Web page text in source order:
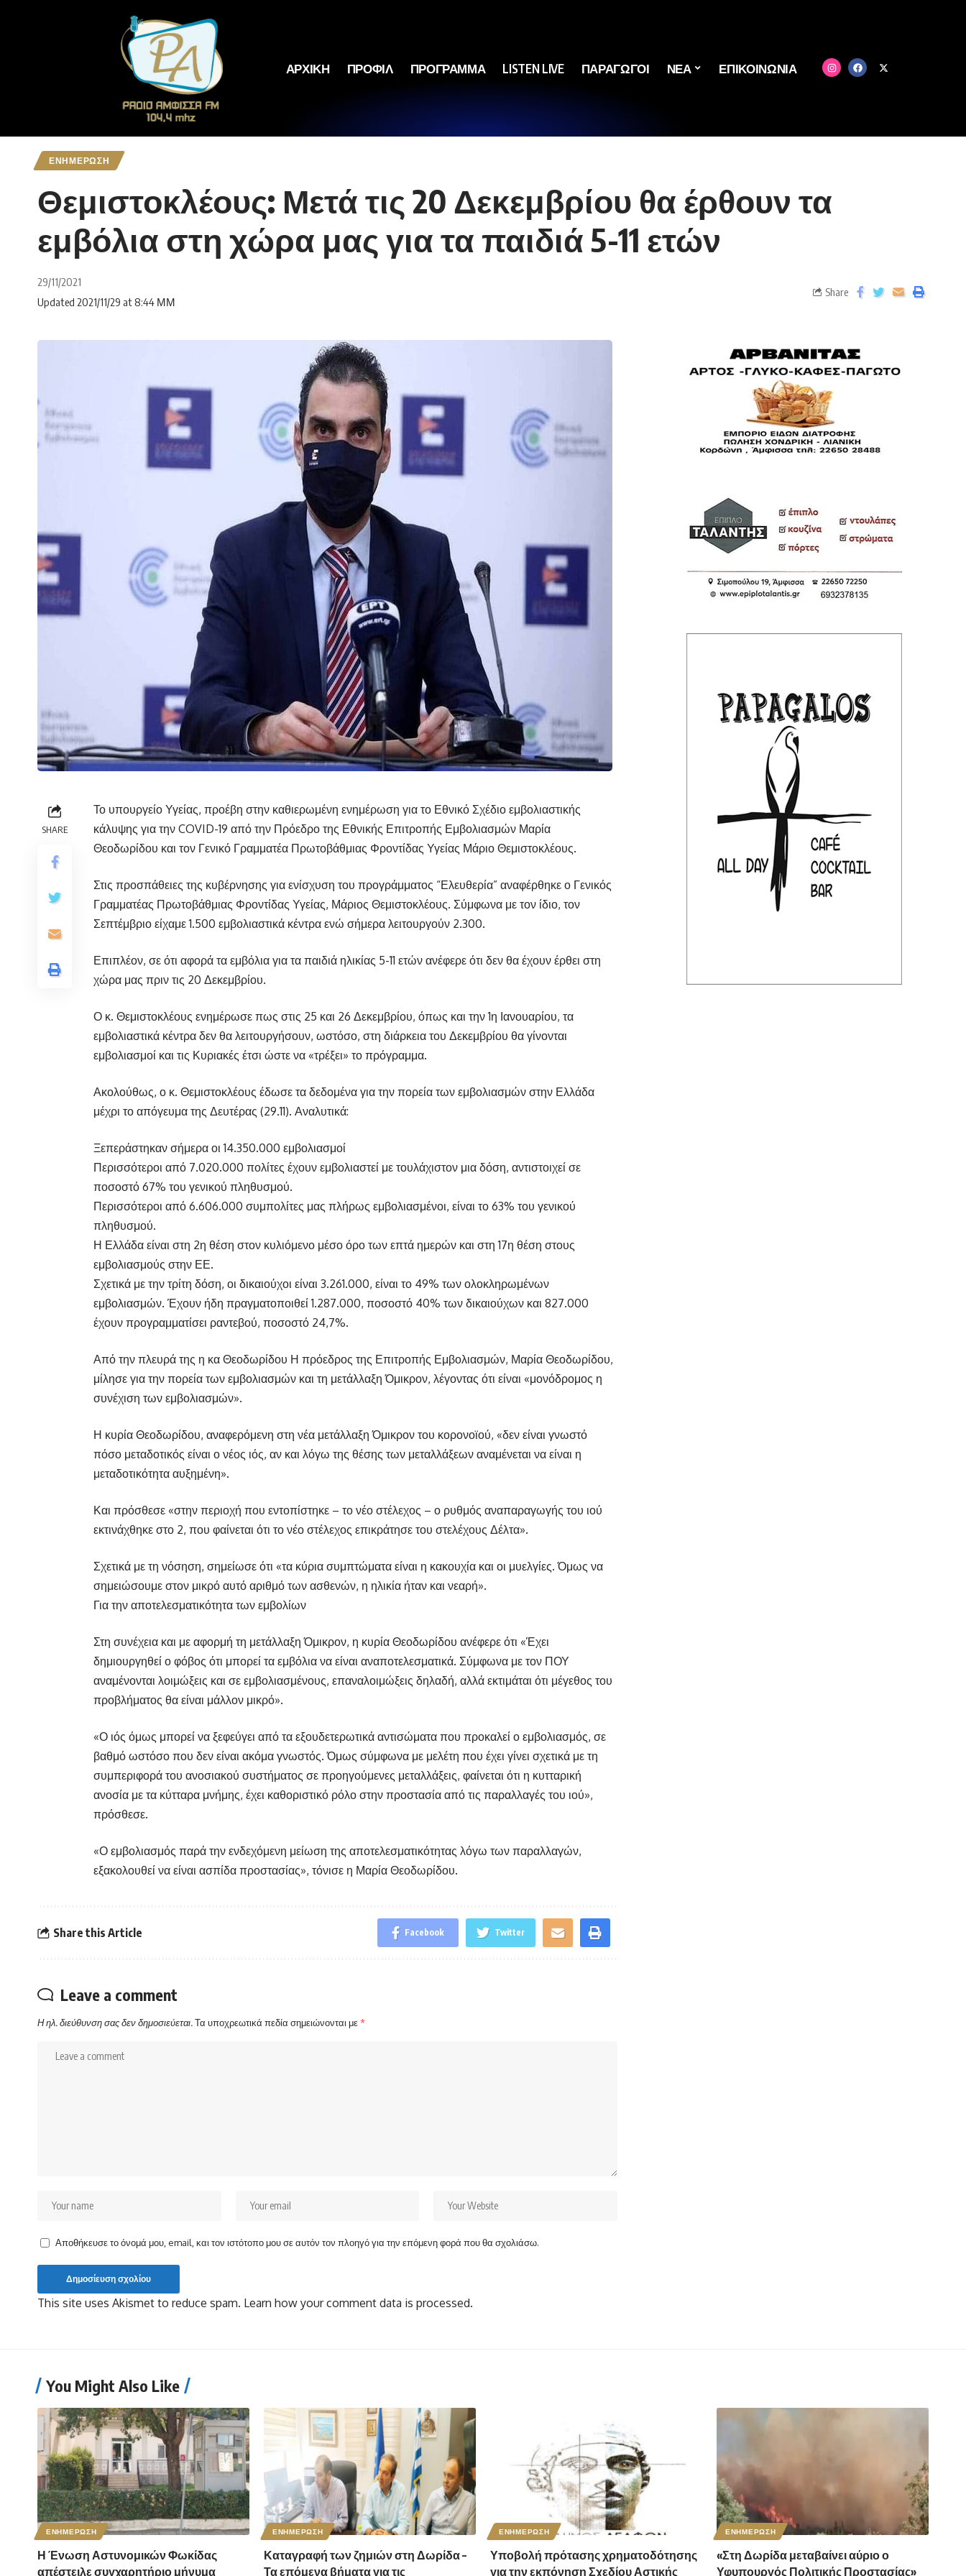
ΑΡΧΙΚΗ ΠΡΟΦΙΛ ΠΡΟΓΡΑΜΜΑ LISTEN LIVE ΠΑΡΑΓΩΓΟΙ ΝΕΑ ΕΠΙΚΟΙΝΩΝΙΑ
ΕΝΗΜΕΡΩΣΗ
Θεμιστοκλέους: Μετά τις 20 Δεκεμβρίου θα έρθουν τα
εμβόλια στη χώρα μας για τα παιδιά 5-11 ετών
29/11/2021
Updated 2021/11/29 at 8:44 ΜΜ
Share
SHARE
Το υπουργείο Υγείας, προέβη στην καθιερωμένη ενημέρωση για το Εθνικό Σχέδιο εμβολιαστικής
κάλυψης για την COVID-19 από την Πρόεδρο της Εθνικής Επιτροπής Εμβολιασμών Μαρία
Θεοδωρίδου και τον Γενικό Γραμματέα Πρωτοβάθμιας Φροντίδας Υγείας Μάριο Θεμιστοκλέους.
Στις προσπάθειες της κυβέρνησης για ενίσχυση του προγράμματος “Ελευθερία” αναφέρθηκε ο Γενικός
Γραμματέας Πρωτοβάθμιας Φροντίδας Υγείας, Μάριος Θεμιστοκλέους. Σύμφωνα με τον ίδιο, τον
Σεπτέμβριο είχαμε 1.500 εμβολιαστικά κέντρα ενώ σήμερα λειτουργούν 2.300.
Επιπλέον, σε ότι αφορά τα εμβόλια για τα παιδιά ηλικίας 5-11 ετών ανέφερε ότι δεν θα έχουν έρθει στη
χώρα μας πριν τις 20 Δεκεμβρίου.
Ο κ. Θεμιστοκλέους ενημέρωσε πως στις 25 και 26 Δεκεμβρίου, όπως και την 1η Ιανουαρίου, τα
εμβολιαστικά κέντρα δεν θα λειτουργήσουν, ωστόσο, στη διάρκεια του Δεκεμβρίου θα γίνονται
εμβολιασμοί και τις Κυριακές έτσι ώστε να «τρέξει» το πρόγραμμα.
Ακολούθως, ο κ. Θεμιστοκλέους έδωσε τα δεδομένα για την πορεία των εμβολιασμών στην Ελλάδα
μέχρι το απόγευμα της Δευτέρας (29.11). Αναλυτικά:
Ξεπεράστηκαν σήμερα οι 14.350.000 εμβολιασμοί
Περισσότεροι από 7.020.000 πολίτες έχουν εμβολιαστεί με τουλάχιστον μια δόση, αντιστοιχεί σε
ποσοστό 67% του γενικού πληθυσμού.
Περισσότεροι από 6.606.000 συμπολίτες μας πλήρως εμβολιασμένοι, είναι το 63% του γενικού
πληθυσμού.
Η Ελλάδα είναι στη 2η θέση στον κυλιόμενο μέσο όρο των επτά ημερών και στη 17η θέση στους
εμβολιασμούς στην ΕΕ.
Σχετικά με την τρίτη δόση, οι δικαιούχοι είναι 3.261.000, είναι το 49% των ολοκληρωμένων
εμβολιασμών. Έχουν ήδη πραγματοποιθεί 1.287.000, ποσοστό 40% των δικαιούχων και 827.000
έχουν προγραμματίσει ραντεβού, ποσοστό 24,7%.
Από την πλευρά της η κα Θεοδωρίδου Η πρόεδρος της Επιτροπής Εμβολιασμών, Μαρία Θεοδωρίδου,
μίλησε για την πορεία των εμβολιασμών και τη μετάλλαξη Όμικρον, λέγοντας ότι είναι «μονόδρομος η
συνέχιση των εμβολιασμών».
Η κυρία Θεοδωρίδου, αναφερόμενη στη νέα μετάλλαξη Όμικρον του κορονοϊού, «δεν είναι γνωστό
πόσο μεταδοτικός είναι ο νέος ιός, αν και λόγω της θέσης των μεταλλάξεων αναμένεται να είναι η
μεταδοτικότητα αυξημένη».
Και πρόσθεσε «στην περιοχή που εντοπίστηκε – το νέο στέλεχος – ο ρυθμός αναπαραγωγής του ιού
εκτινάχθηκε στο 2, που φαίνεται ότι το νέο στέλεχος επικράτησε του στελέχους Δέλτα».
Σχετικά με τη νόσηση, σημείωσε ότι «τα κύρια συμπτώματα είναι η κακουχία και οι μυελγίες. Όμως να
σημειώσουμε στον μικρό αυτό αριθμό των ασθενών, η ηλικία ήταν και νεαρή».
Για την αποτελεσματικότητα των εμβολίων
Στη συνέχεια και με αφορμή τη μετάλλαξη Όμικρον, η κυρία Θεοδωρίδου ανέφερε ότι «Έχει
δημιουργηθεί ο φόβος ότι μπορεί τα εμβόλια να είναι αναποτελεσματικά. Σύμφωνα με τον ΠΟΥ
αναμένονται λοιμώξεις και σε εμβολιασμένους, επαναλοιμώξεις δηλαδή, αλλά εκτιμάται ότι μέγεθος του
προβλήματος θα είναι μάλλον μικρό».
«Ο ιός όμως μπορεί να ξεφεύγει από τα εξουδετερωτικά αντισώματα που προκαλεί ο εμβολιασμός, σε
βαθμό ωστόσο που δεν είναι ακόμα γνωστός. Όμως σύμφωνα με μελέτη που έχει γίνει σχετικά με τη
συμπεριφορά του ανοσιακού συστήματος σε προηγούμενες μεταλλάξεις, φαίνεται ότι η κυτταρική
ανοσία με τα κύτταρα μνήμης, έχει καθοριστικό ρόλο στην προστασία από τις παραλλαγές του ιού»,
πρόσθεσε.
«Ο εμβολιασμός παρά την ενδεχόμενη μείωση της αποτελεσματικότητας λόγω των παραλλαγών,
εξακολουθεί να είναι ασπίδα προστασίας», τόνισε η Μαρία Θεοδωρίδου.
Share this Article Facebook Twitter
Leave a comment
Η ηλ. διεύθυνση σας δεν δημοσιεύεται.Τα υποχρεωτικά πεδία σημειώνονται με*
Αποθήκευσε το όνομά μου, email, και τον ιστότοπο μου σε αυτόν τον πλοηγό για την επόμενη φορά που θα σχολιάσω.
This site uses Akismet to reduce spam. Learn how your comment data is processed.
You Might Also Like
ΕΝΗΜΕΡΩΣΗ
Η Ένωση Αστυνομικών Φωκίδας
απέστειλε συγχαρητήριο μήνυμα
ΕΝΗΜΕΡΩΣΗ
Καταγραφή των ζημιών στη Δωρίδα –
Τα επόμενα βήματα για τις
ΕΝΗΜΕΡΩΣΗ
Υποβολή πρότασης χρηματοδότησης
για την εκπόνηση Σχεδίου Αστικής
ΕΝΗΜΕΡΩΣΗ
«Στη Δωρίδα μεταβαίνει αύριο ο
Υφυπουργός Πολιτικής Προστασίας»